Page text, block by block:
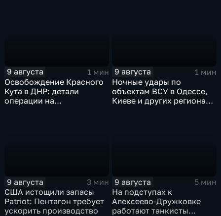
9 августа
1 мин
Освобождение Красного
Кута в ДНР: детали
операции на
9 августа
1 мин
Ночные удары по
объектам ВСУ в Одессе,
Киеве и других регионах
9 августа
3 мин
США истощили запасы
Patriot: Пентагон требует
ускорить производство
9 августа
5 мин
На подступах к
Алексеево-Дружковке
работают танкисты